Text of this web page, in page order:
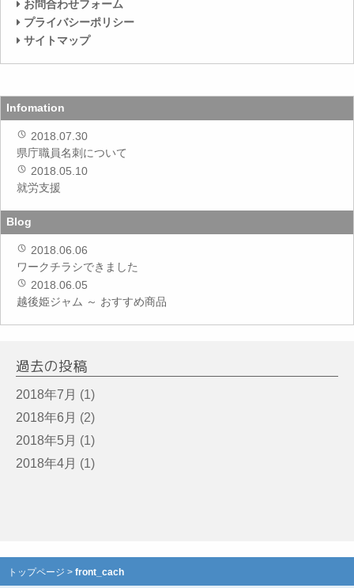
お問合わせフォーム
プライバシーポリシー
サイトマップ
Infomation
2018.07.30
県庁職員名刺について
2018.05.10
就労支援
Blog
2018.06.06
ワークチラシできました
2018.06.05
越後姫ジャム ～ おすすめ商品
過去の投稿
2018年7月 (1)
2018年6月 (2)
2018年5月 (1)
2018年4月 (1)
トップページ > front_cach